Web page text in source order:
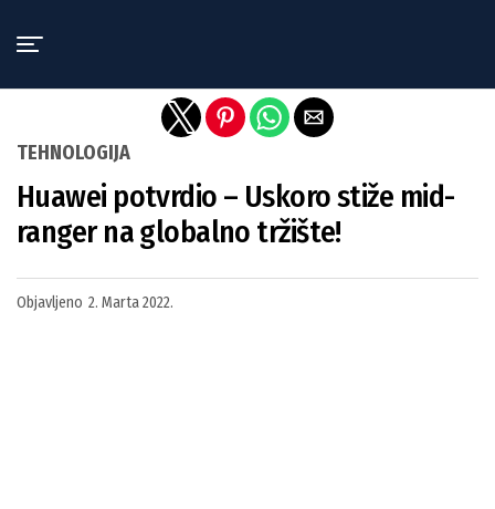
TEHNOLOGIJA
Huawei potvrdio – Uskoro stiže mid-
ranger na globalno tržište!
Objavljeno 2. Marta 2022.